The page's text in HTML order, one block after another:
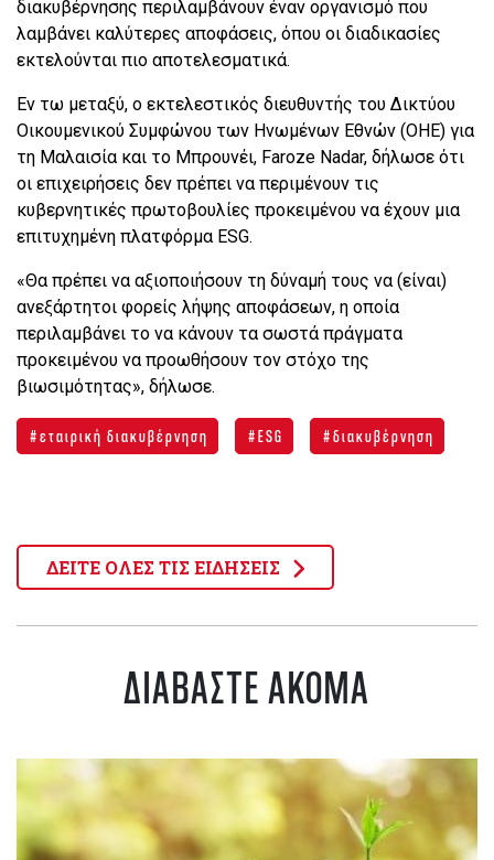
διακυβέρνησης περιλαμβάνουν έναν οργανισμό που
λαμβάνει καλύτερες αποφάσεις, όπου οι διαδικασίες
εκτελούνται πιο αποτελεσματικά.
Εν τω μεταξύ, ο εκτελεστικός διευθυντής του Δικτύου
Οικουμενικού Συμφώνου των Ηνωμένων Εθνών (ΟΗΕ) για
τη Μαλαισία και το Μπρουνέι, Faroze Nadar, δήλωσε ότι
οι επιχειρήσεις δεν πρέπει να περιμένουν τις
κυβερνητικές πρωτοβουλίες προκειμένου να έχουν μια
επιτυχημένη πλατφόρμα ESG.
«Θα πρέπει να αξιοποιήσουν τη δύναμή τους να (είναι)
ανεξάρτητοι φορείς λήψης αποφάσεων, η οποία
περιλαμβάνει το να κάνουν τα σωστά πράγματα
προκειμένου να προωθήσουν τον στόχο της
βιωσιμότητας», δήλωσε.
εταιρική διακυβέρνηση ESG διακυβέρνηση
ΔΕΙΤΕ ΟΛΕΣ ΤΙΣ ΕΙΔΗΣΕΙΣ
ΔΙΑΒΑΣΤΕ ΑΚΟΜΑ